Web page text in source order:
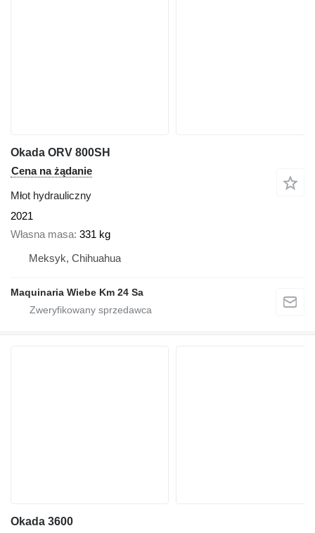
Okada ORV 800SH
Cena na żądanie
Młot hydrauliczny
2021
Własna masa 331 kg
Meksyk, Chihuahua
Maquinaria Wiebe Km 24 Sa
Okada 3600